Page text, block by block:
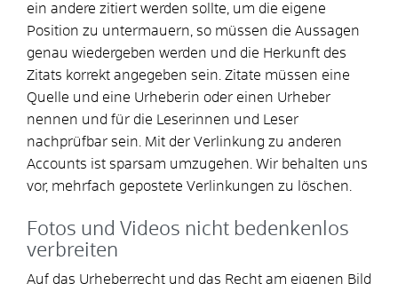
ein andere zitiert werden sollte, um die eigene
Position zu untermauern, so müssen die Aussagen
genau wiedergeben werden und die Herkunft des
Zitats korrekt angegeben sein. Zitate müssen eine
Quelle und eine Urheberin oder einen Urheber
nennen und für die Leserinnen und Leser
nachprüfbar sein. Mit der Verlinkung zu anderen
Accounts ist sparsam umzugehen. Wir behalten uns
vor, mehrfach gepostete Verlinkungen zu löschen.
Fotos und Videos nicht bedenkenlos
verbreiten
Auf das Urheberrecht und das Recht am eigenen Bild